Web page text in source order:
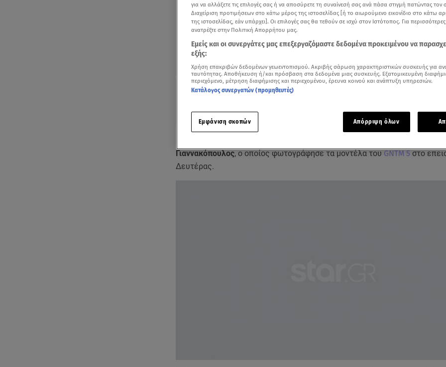
Δείτε περισσότερα άρθρα μας στα αποτελέσματα αναζήτησης
Γιαννακόπουλος, ο οποίος φωτογράφησε τα μοντέλα του GNTM 5 στο
Δευτέρας.
για να αλλάξετε τις επιλογές σας ή να αποσύρετε τη συναίνεσή σας ανά πάσα στιγμή πατώντας τον
Διαχείριση προτιμήσεων στο κάτω μέρος της ιστοσελίδας [ή το αιωρούμενο εικονίδιο στο κάτω
της ιστοσελίδας, εάν υπάρχει]. Οι επιλογές σας θα τεθούν σε ισχύ στον Ιστότοπος. Για
ανατρέξτε στην Πολιτική Απορρήτου μας.
Εμείς και οι συνεργάτες μας επεξεργαζόμαστε δεδομένα προκειμένου να
εξής:
Χρήση επακριβών δεδομένων γεωεντοπισμού. Ακριβής σάρωση χαρακτηριστικών συσκευής για
ταυτότητας. Αποθήκευση ή/και πρόσβαση στα δεδομένα μιας συσκευής. Εξατομικευμένη
περιεχόμενο, μέτρηση διαφήμισης και περιεχομένου, έρευνα κοινού και ανάπτυξη υπηρεσιών.
Κατάλογος συνεργατών (προμηθευτές)
Εμφάνιση σκοπών Απόρριψη όλων